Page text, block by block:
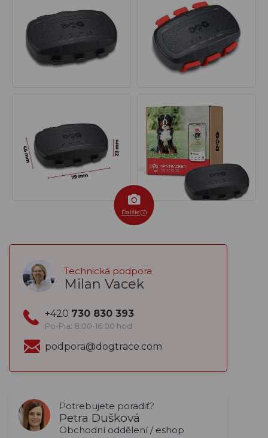
Ďalšie(7)
Technická podpora
Milan Vacek
+420 730 830 393
Po-Pia: 8:00-16:00 hod
podpora@dogtrace.com
Potrebujete poradiť?
Petra Dušková
Obchodní oddělení / eshop